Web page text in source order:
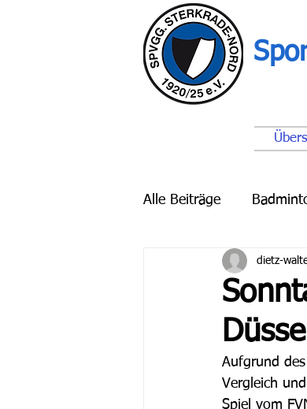
Alle Beiträge
Breitensport dietz-
Aufgrund
Vergleich
Spiel vom